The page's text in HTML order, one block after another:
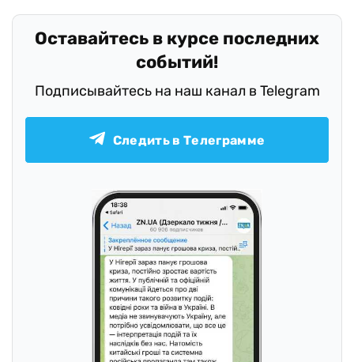
Оставайтесь в курсе последних
событий!
Подписывайтесь на наш канал в Telegram
Следить в Телеграмме